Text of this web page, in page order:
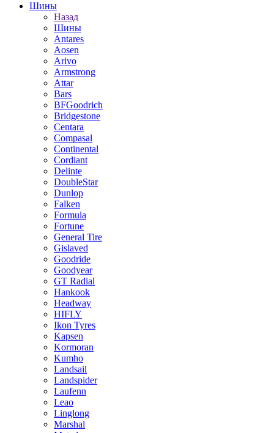
Шины
Назад
Шины
Antares
Aosen
Arivo
Armstrong
Attar
Bars
BFGoodrich
Bridgestone
Centara
Compasal
Continental
Cordiant
Delinte
DoubleStar
Dunlop
Falken
Formula
Fortune
General Tire
Gislaved
Goodride
Goodyear
GT Radial
Hankook
Headway
HIFLY
Ikon Tyres
Kapsen
Kormoran
Kumho
Landsail
Landspider
Laufenn
Leao
Linglong
Marshal